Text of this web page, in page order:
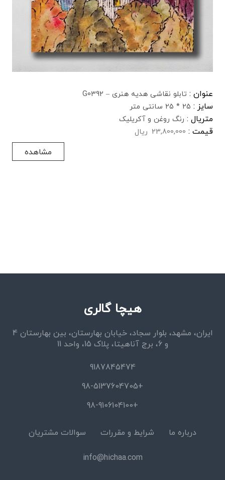
عنوان : تابلو نقاشی هدیه هنری – G0392
سایز : 25 * 25 سانتی متر
متریال : رنگ روغن و آکریلیک
قیمت : 23,800,000 ریال
مشاهده
هیچا گالری
ایران، مشهد، بلوار سجاد، خیابان بهارستان، بین بهارستان 4
و 6، برج آناهیتا، پلاک 15، واحد 11
9187845474
+98-5137604705
+98-9106104100
درباره ما
شرایط و مقررات
سوالات مشتریان
info@hichaa.com